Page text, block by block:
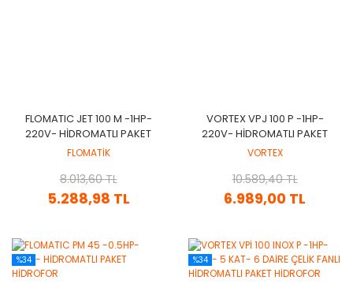
FLOMATIC JET 100 M -1HP-
220V- HİDROMATLI PAKET
HİDROFOR
FLOMATİK
5.288,98 TL
8.013,60 TL
VORTEX VPJ 100 P -1HP-
220V- HİDROMATLI PAKET
HİDROFOR
VORTEX
6.989,00 TL
10.589,40 TL
%34 %34